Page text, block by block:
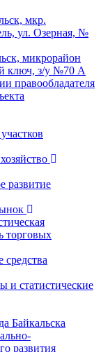
мкр.
ул. Озерная, №
микрорайон
ключ, з/у №70 А
правообладателя
развитие
торговых
и статистические
Байкальска
развития